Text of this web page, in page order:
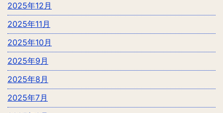
2025年12月
2025年11月
2025年10月
2025年9月
2025年8月
2025年7月